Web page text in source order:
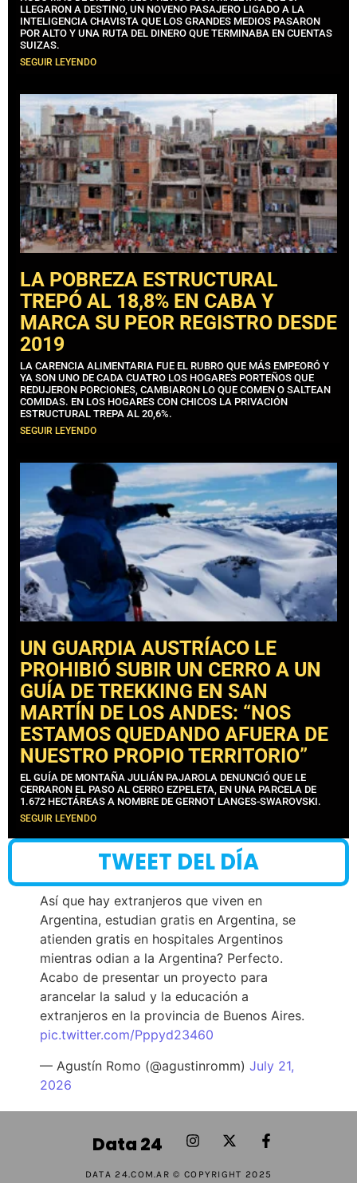
LLEGARON A DESTINO, UN NOVENO PASAJERO LIGADO A LA
INTELIGENCIA CHAVISTA QUE LOS GRANDES MEDIOS PASARON
POR ALTO Y UNA RUTA DEL DINERO QUE TERMINABA EN CUENTAS
SUIZAS.
SEGUIR LEYENDO
LA POBREZA ESTRUCTURAL
TREPÓ AL 18,8% EN CABA Y
MARCA SU PEOR REGISTRO DESDE
2019
LA CARENCIA ALIMENTARIA FUE EL RUBRO QUE MÁS EMPEORÓ Y
YA SON UNO DE CADA CUATRO LOS HOGARES PORTEÑOS QUE
REDUJERON PORCIONES, CAMBIARON LO QUE COMEN O SALTEAN
COMIDAS. EN LOS HOGARES CON CHICOS LA PRIVACIÓN
ESTRUCTURAL TREPA AL 20,6%.
SEGUIR LEYENDO
UN GUARDIA AUSTRÍACO LE
PROHIBIÓ SUBIR UN CERRO A UN
GUÍA DE TREKKING EN SAN
MARTÍN DE LOS ANDES: “NOS
ESTAMOS QUEDANDO AFUERA DE
NUESTRO PROPIO TERRITORIO”
EL GUÍA DE MONTAÑA JULIÁN PAJAROLA DENUNCIÓ QUE LE
CERRARON EL PASO AL CERRO EZPELETA, EN UNA PARCELA DE
1.672 HECTÁREAS A NOMBRE DE GERNOT LANGES-SWAROVSKI.
SEGUIR LEYENDO
TWEET DEL DÍA
Así que hay extranjeros que viven en
Argentina, estudian gratis en Argentina, se
atienden gratis en hospitales Argentinos
mientras odian a la Argentina? Perfecto.
Acabo de presentar un proyecto para
arancelar la salud y la educación a
extranjeros en la provincia de Buenos Aires.
pic.twitter.com/Pppyd23460
— Agustín Romo (@agustinromm) July 21,
2026
Data 24
DATA 24.COM.AR © COPYRIGHT 2025